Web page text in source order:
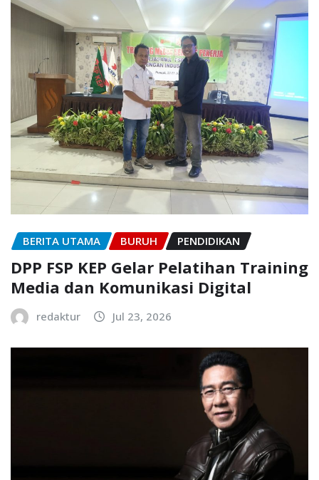
BERITA UTAMA BURUH PENDIDIKAN
DPP FSP KEP Gelar Pelatihan Training
Media dan Komunikasi Digital
redaktur Jul 23, 2026